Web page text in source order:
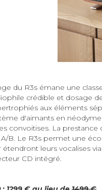
du R3s émane une
crédible et dosage
aux éléments
d'aimants en
convoitises. La
A/B. Le R3s permet une
leurs vocalises
CD intégré.